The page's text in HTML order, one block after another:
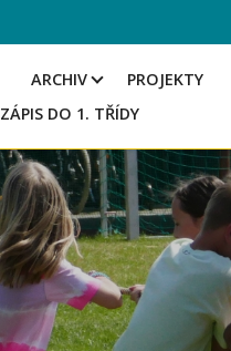
ARCHIV PROJEKTY
ZÁPIS DO 1. TŘÍDY